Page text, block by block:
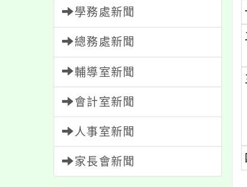
學務處新聞
總務處新聞
輔導室新聞
會計室新聞
人事室新聞
家長會新聞